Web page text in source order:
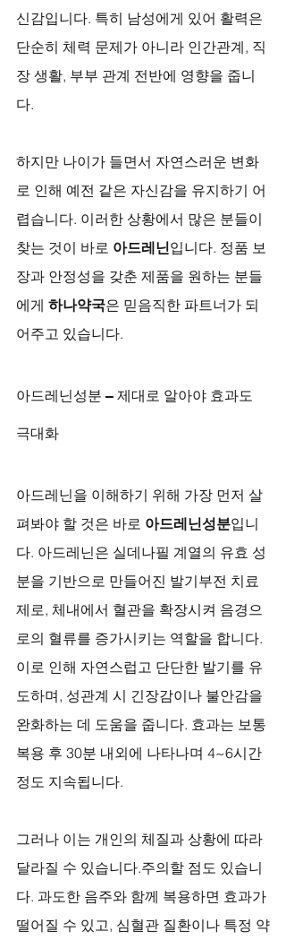
신감입니다. 특히 남성에게 있어 활력은
단순히 체력 문제가 아니라 인간관계, 직
장 생활, 부부 관계 전반에 영향을 줍니
다.
하지만 나이가 들면서 자연스러운 변화
로 인해 예전 같은 자신감을 유지하기 어
렵습니다. 이러한 상황에서 많은 분들이
찾는 것이 바로 아드레닌입니다. 정품 보
장과 안정성을 갖춘 제품을 원하는 분들
에게 하나약국은 믿음직한 파트너가 되
어주고 있습니다.
아드레닌성분 – 제대로 알아야 효과도
극대화
아드레닌을 이해하기 위해 가장 먼저 살
펴봐야 할 것은 바로 아드레닌성분입니
다. 아드레닌은 실데나필 계열의 유효 성
분을 기반으로 만들어진 발기부전 치료
제로, 체내에서 혈관을 확장시켜 음경으
로의 혈류를 증가시키는 역할을 합니다.
이로 인해 자연스럽고 단단한 발기를 유
도하며, 성관계 시 긴장감이나 불안감을
완화하는 데 도움을 줍니다. 효과는 보통
복용 후 30분 내외에 나타나며 4~6시간
정도 지속됩니다.
그러나 이는 개인의 체질과 상황에 따라
달라질 수 있습니다.주의할 점도 있습니
다. 과도한 음주와 함께 복용하면 효과가
떨어질 수 있고, 심혈관 질환이나 특정 약